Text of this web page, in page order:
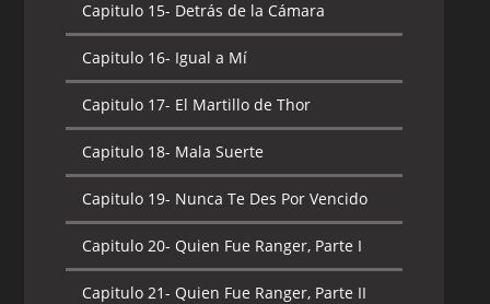
Capitulo 15- Detrás de la Cámara
Capitulo 16- Igual a Mí
Capitulo 17- El Martillo de Thor
Capitulo 18- Mala Suerte
Capitulo 19- Nunca Te Des Por Vencido
Capitulo 20- Quien Fue Ranger, Parte I
Capitulo 21- Quien Fue Ranger, Parte II